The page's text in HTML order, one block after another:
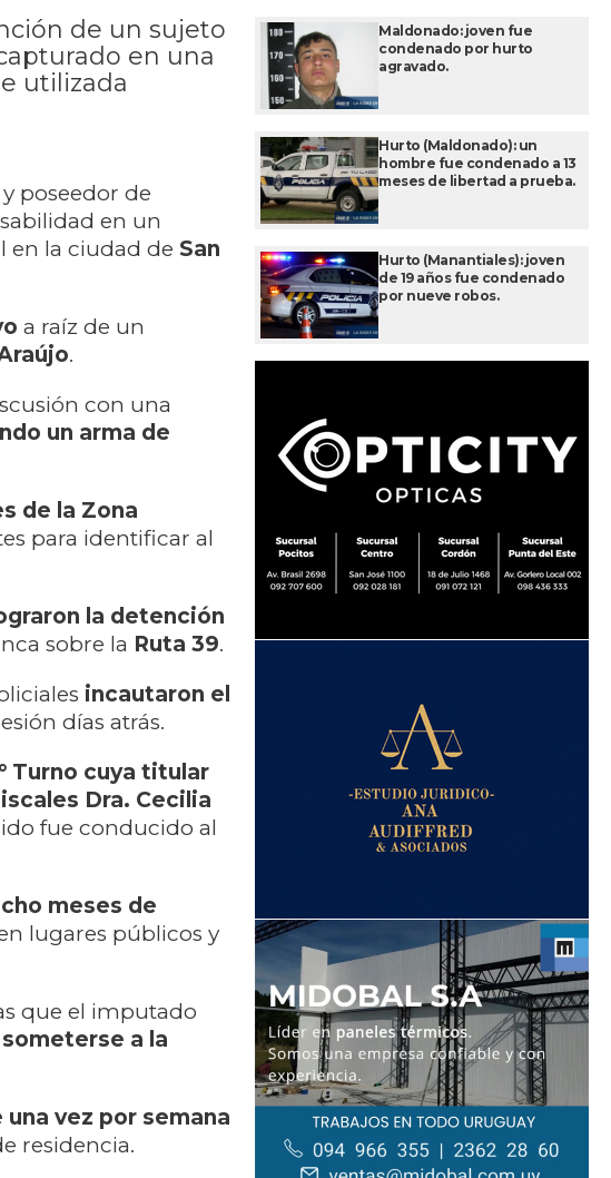
de un sujeto
en una
utilizada
y poseedor de
en un
en la ciudad de San
a raíz de un
.
con una
un arma de
de la Zona
para identificar al
la detención
sobre la Ruta 39.
incautaron el
días atrás.
Turno cuya titular
Dra. Cecilia
fue conducido al
meses de
lugares públicos y
que el imputado
a la
vez por semana
residencia.
Maldonado: joven fue
condenado por hurto
agravado.
Hurto (Maldonado): un
hombre fue condenado a 13
meses de libertad a prueba.
Hurto (Manantiales): joven
de 19 años fue condenado
por nueve robos.